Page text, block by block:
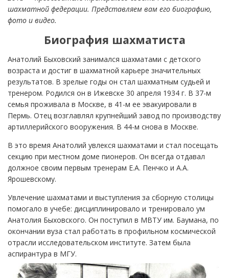
шахматной федерации. Представляем вам его биографию,
фото и видео.
Биография шахматиста
Анатолий Быховский занимался шахматами с детского
возраста и достиг в шахматной карьере значительных
результатов. В зрелые годы он стал шахматным судьей и
тренером. Родился он в Ижевске 30 апреля 1934 г. В 37-м
семья проживала в Москве, в 41-м ее эвакуировали в
Пермь. Отец возглавлял крупнейший завод по производству
артиллерийского вооружения. В 44-м снова в Москве.
В это время Анатолий увлекся шахматами и стал посещать
секцию при местном доме пионеров. Он всегда отдавал
должное своим первым тренерам Е.А. Пенчко и А.А.
Ярошевскому.
Увлечение шахматами и выступления за сборную столицы
помогало в учебе: дисциплинировало и тренировало ум
Анатолия Быховского. Он поступил в МВТУ им. Баумана, по
окончании вуза стал работать в профильном космической
отрасли исследовательском институте. Затем была
аспирантура в МГУ.